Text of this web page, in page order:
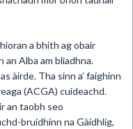
a bhith ag obair
an Alba am bliadhna.
àirde. Tha sinn a’ faighinn
(ACGA) cuideachd.
an taobh seo
bruidhinn na Gàidhlig,